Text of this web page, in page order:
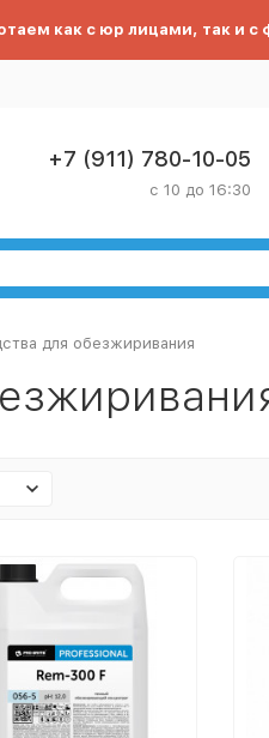
как с юр лицами, так и с
+7 (911) 780-10-05
с 10 до 16:30
для обезжиривания